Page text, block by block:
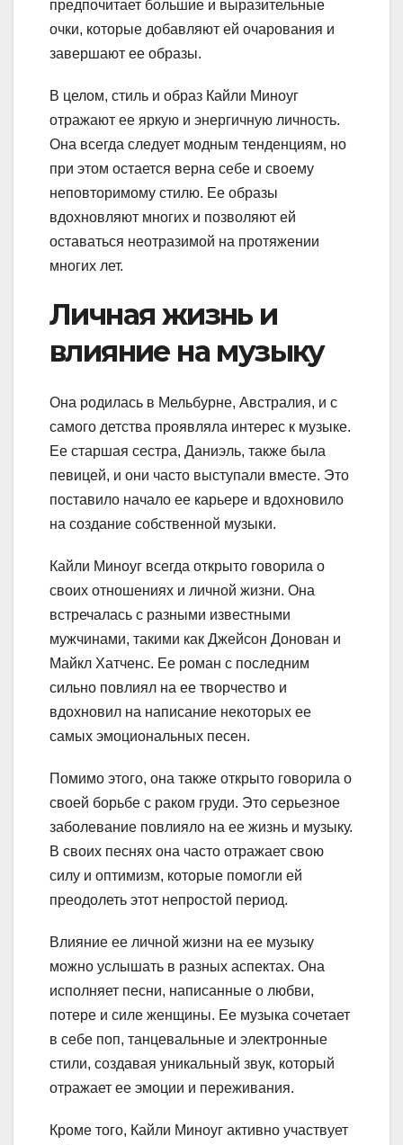
предпочитает большие и выразительные
очки, которые добавляют ей очарования и
завершают ее образы.
В целом, стиль и образ Кайли Миноуг
отражают ее яркую и энергичную личность.
Она всегда следует модным тенденциям, но
при этом остается верна себе и своему
неповторимому стилю. Ее образы
вдохновляют многих и позволяют ей
оставаться неотразимой на протяжении
многих лет.
Личная жизнь и
влияние на музыку
Она родилась в Мельбурне, Австралия, и с
самого детства проявляла интерес к музыке.
Ее старшая сестра, Даниэль, также была
певицей, и они часто выступали вместе. Это
поставило начало ее карьере и вдохновило
на создание собственной музыки.
Кайли Миноуг всегда открыто говорила о
своих отношениях и личной жизни. Она
встречалась с разными известными
мужчинами, такими как Джейсон Донован и
Майкл Хатченс. Ее роман с последним
сильно повлиял на ее творчество и
вдохновил на написание некоторых ее
самых эмоциональных песен.
Помимо этого, она также открыто говорила о
своей борьбе с раком груди. Это серьезное
заболевание повлияло на ее жизнь и музыку.
В своих песнях она часто отражает свою
силу и оптимизм, которые помогли ей
преодолеть этот непростой период.
Влияние ее личной жизни на ее музыку
можно услышать в разных аспектах. Она
исполняет песни, написанные о любви,
потере и силе женщины. Ее музыка сочетает
в себе поп, танцевальные и электронные
стили, создавая уникальный звук, который
отражает ее эмоции и переживания.
Кроме того, Кайли Миноуг активно участвует